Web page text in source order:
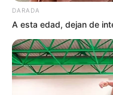
DARADA
A esta edad, dejan de